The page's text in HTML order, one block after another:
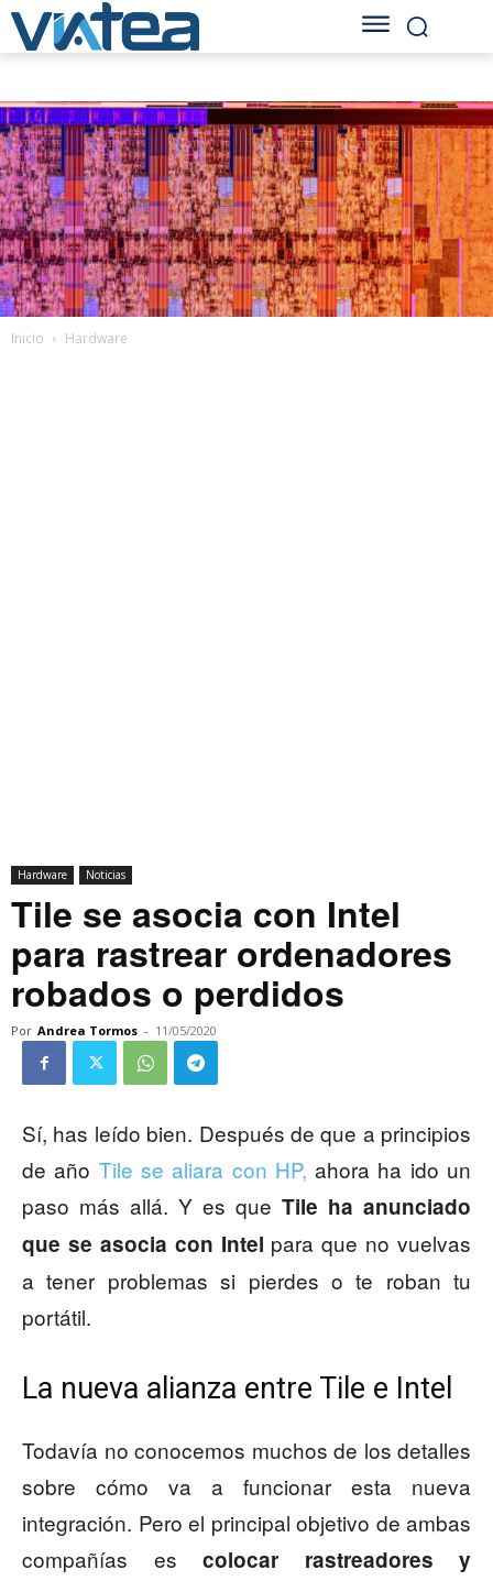
Inicio Hardware
Hardware Noticias
Tile se asocia con Intel
para rastrear ordenadores
robados o perdidos
Por Andrea Tormos - 11/05/2020
Sí, has leído bien. Después de que a principios
de año Tile se aliara con HP, ahora ha ido un
paso más allá. Y es que Tile ha anunciado
que se asocia con Intel para que no vuelvas
a tener problemas si pierdes o te roban tu
portátil.
La nueva alianza entre Tile e Intel
Todavía no conocemos muchos de los detalles
sobre cómo va a funcionar esta nueva
integración. Pero el principal objetivo de ambas
compañías es colocar rastreadores y